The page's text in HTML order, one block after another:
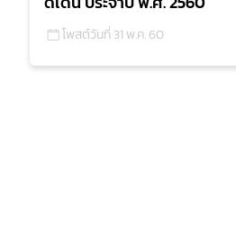
โพสต์วันที่ 31 พ.ค. 60